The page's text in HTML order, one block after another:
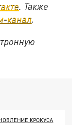
. Также
канал.
КРОКУСА